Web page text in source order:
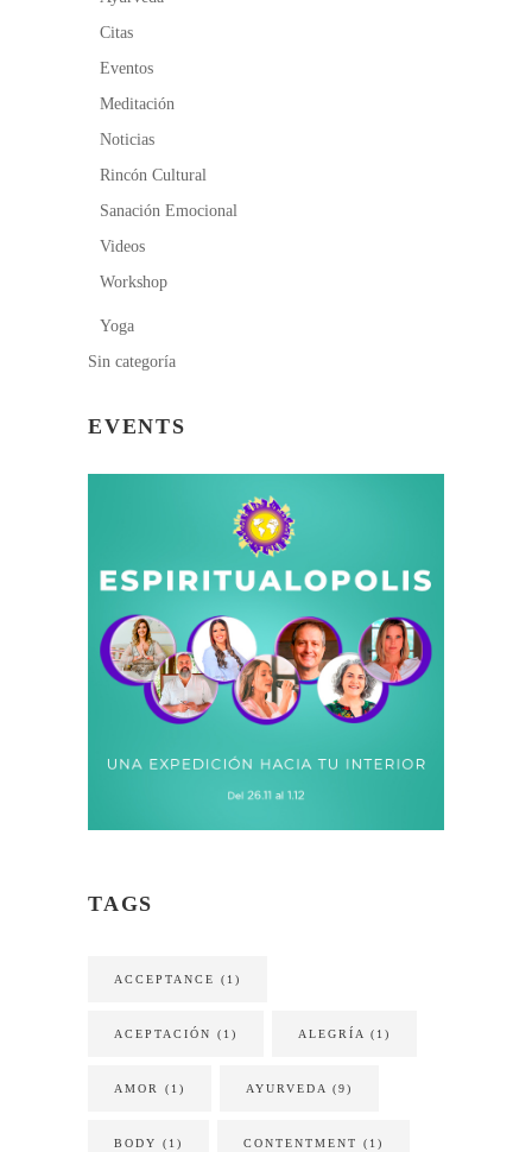
Citas
Eventos
Meditación
Noticias
Rincón Cultural
Sanación Emocional
Videos
Workshop
Yoga
Sin categoría
EVENTS
TAGS
ACCEPTANCE (1)
ACEPTACIÓN (1) ALEGRÍA (1)
AMOR (1) AYURVEDA (9)
BODY (1) CONTENTMENT (1)